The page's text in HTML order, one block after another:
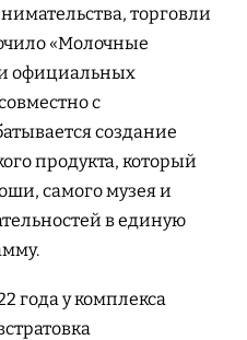
торговли
«Молочные
официальных
с
создание
продукта, который
самого музея и
в единую
года у комплекса